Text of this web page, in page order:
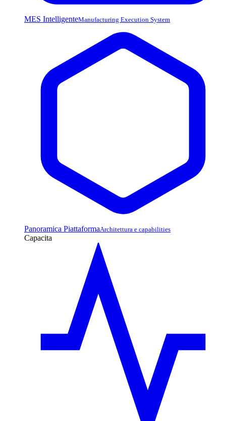
MES IntelligenteManufacturing Execution System
Panoramica PiattaformaArchitettura e capabilities
Capacita